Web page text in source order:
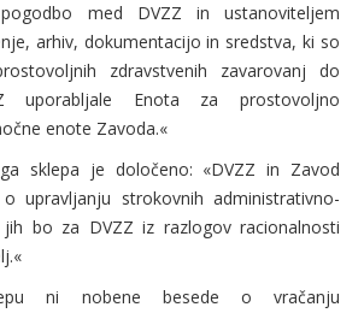
med DVZZ in ustanoviteljem
arhiv, dokumentacijo in sredstva, ki so
zdravstvenih zavarovanj do
uporabljale Enota za prostovoljno
enote Zavoda.«
sklepa je določeno: «DVZZ in Zavod
upravljanju strokovnih administrativno-
bo za DVZZ iz razlogov racionalnosti
ni nobene besede o vračanju